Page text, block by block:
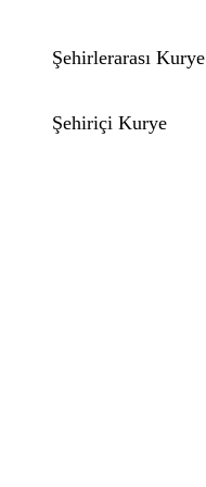
Şehirlerarası Kurye
Şehiriçi Kurye